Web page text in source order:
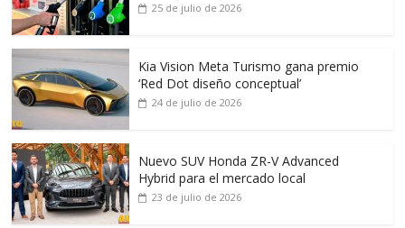
25 de julio de 2026
Kia Vision Meta Turismo gana premio
‘Red Dot diseño conceptual’
24 de julio de 2026
Nuevo SUV Honda ZR-V Advanced
Hybrid para el mercado local
23 de julio de 2026